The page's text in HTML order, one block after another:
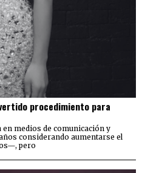
procedimiento para
en medios de comunicación y
considerando aumentarse el
pero